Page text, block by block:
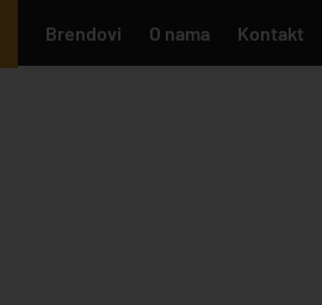
Brendovi O nama Kontakt